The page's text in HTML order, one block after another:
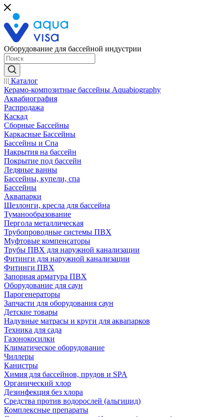
Оборудование для бассейной индустрии
Каталог
Керамо-композитные бассейны Aquabiography
Аквабиография
Распродажа
Каскад
Сборные Бассейны
Каркасные Бассейны
Бассейны и Спа
Накрытия на бассейн
Покрытие под бассейн
Ледяные ванны
Бассейны, купели, спа
Бассейны
Аквапарки
Шезлонги, кресла для бассейна
Туманообразование
Пергола металлическая
Трубопроводные системы ПВХ
Муфтовые компенсаторы
Трубы ПВХ для наружной канализации
Фитинги для наружной канализации
Фитинги ПВХ
Запорная арматура ПВХ
Оборудование для саун
Парогенераторы
Запчасти для оборудования саун
Детские товары
Надувные матрасы и круги для аквапарков
Техника для сада
Газонокосилки
Климатическое оборудование
Чиллеры
Канистры
Химия для бассейнов, прудов и SPA
Органический хлор
Дезинфекция без хлора
Средства против водорослей (альгицид)
Комплексные препараты